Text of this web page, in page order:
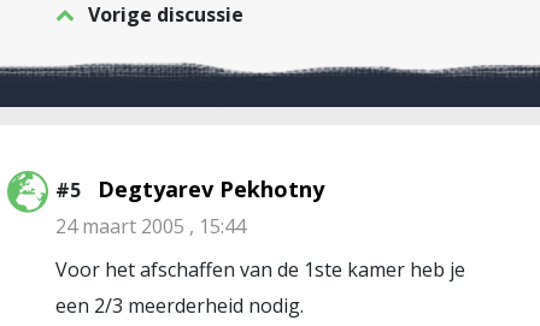
Vorige discussie
#5 Degtyarev Pekhotny
24 maart 2005 , 15:44
Voor het afschaffen van de 1ste kamer heb je
een 2/3 meerderheid nodig.